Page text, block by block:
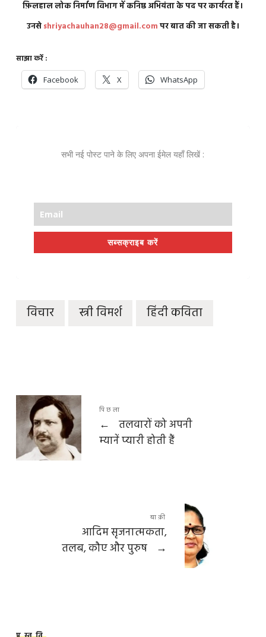
फ़िलहाल लोक निर्माण विभाग में कनिष्ठ अभियंता के पद पर कार्यरत हैं।
उनसेshriyachauhan28@gmail.comपर बात की जा सकती है।
साझा करें :
Facebook X WhatsApp
सभी नई पोस्ट पाने के लिए अपना ईमेल यहाँ लिखें :
सब्सक्राइब करें
विचार स्त्री विमर्श हिंदी कविता
पिछला
←
तलवारों को अपनी
म्यानें प्यारी होती हैं
बाक़ी
आदिम सृजनात्मकता,
तलब, कौए और पुरुष
→